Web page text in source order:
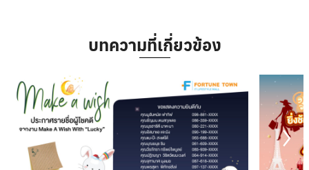
บทความที่เกี่ยวข้อง